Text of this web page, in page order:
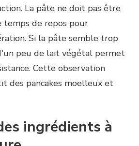
La pâte ne doit pas être
temps de repos pour
Si la pâte semble trop
peu de lait végétal permet
Cette observation
des pancakes moelleux et
ingrédients à